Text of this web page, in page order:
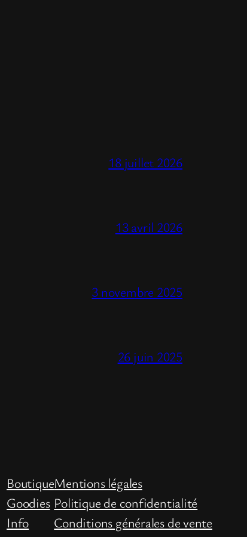
18 juillet 2026
13 avril 2026
3 novembre 2025
26 juin 2025
Boutique
Goodies
Info
Mentions légales
Politique de confidentialité
Conditions générales de vente